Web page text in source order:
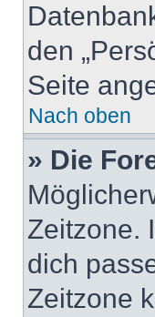
den
Seite
Nach oben
» Die
Zeitzone.
dich
Zeitzone